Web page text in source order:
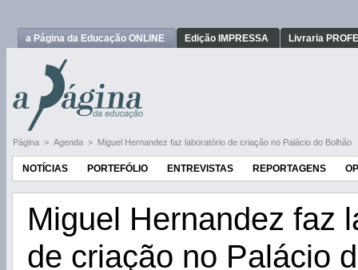
a Página da Educação ONLINE Edição IMPRESSA Livraria
Página > Agenda > Miguel Hernandez faz laboratório de criação no Palácio do Bolhão
NOTÍCIAS PORTEFÓLIO ENTREVISTAS REPORTAGENS
Miguel Hernandez faz
de criação no Palácio